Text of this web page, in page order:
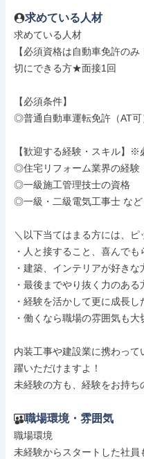
求めている人材
求めている人材
【必須資格は自動車免許の
切にできる方★面接1回
【必須条件】
◎普通自動車運転免許（AT可
【歓迎する経験・スキル】※
◎住宅リフォーム業界の経験
◎一級施工管理技士の資格
◎一級・二級電気工事士 など
＼以下当てはまる方には、ピ
・人と接すること、喜んで
・建築、インテリアが好きな
・最後までやり抜く力のある
・経験を活かして更に成長し
・働くなら職場の雰囲気も
内装工事や建設業に携わっ
躍いただけますよ！
未経験の方も、経験をお持ち
職場環境・雰囲気
職場環境
未経験からスタートした社